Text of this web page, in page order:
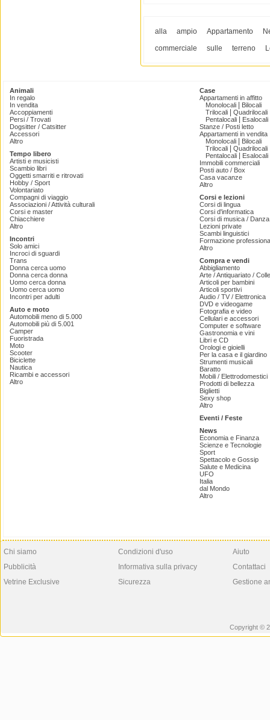
alla ampio Appartamento
commerciale
sulle terreno
Animali
In regalo
In vendita
Accoppiamenti
Persi / Trovati
Dogsitter / Catsitter
Accessori
Altro
Tempo libero
Artisti e musicisti
Scambio libri
Oggetti smarriti e ritrovati
Hobby / Sport
Volontariato
Compagni di viaggio
Associazioni / Attività culturali
Corsi e master
Chiacchiere
Altro
Incontri
Solo amici
Incroci di sguardi
Trans
Donna cerca uomo
Donna cerca donna
Uomo cerca donna
Uomo cerca uomo
Incontri per adulti
Auto e moto
Automobili meno di 5.000
Automobili più di 5.001
Camper
Fuoristrada
Moto
Scooter
Biciclette
Nautica
Ricambi e accessori
Altro
Case
Appartamenti in affitto
Monolocali
Bilocali
Trilocali
Quadrilocali
Pentalocali
Esalocali
Stanze / Posti letto
Appartamenti in vendita
Monolocali
Bilocali
Trilocali
Quadrilocali
Pentalocali
Esalocali
Immobili commerciali
Posti auto / Box
Casa vacanze
Altro
Corsi e lezioni
Corsi di lingua
Corsi d'informatica
Corsi di musica /
Lezioni private
Scambi linguistici
Formazione
Altro
Compra e vendi
Abbigliamento
Arte / Antiquariato /
Articoli per bambini
Articoli sportivi
Audio / TV / Elettronica
DVD e videogame
Fotografia e video
Cellulari e accessori
Computer e software
Gastronomia e vini
Libri e CD
Orologi e gioielli
Per la casa e il giardino
Strumenti musicali
Baratto
Mobili / Elettrodomestici
Prodotti di bellezza
Biglietti
Sexy shop
Altro
Eventi / Feste
News
Economia e Finanza
Scienze e Tecnologie
Sport
Spettacolo e Gossip
Salute e Medicina
UFO
Italia
dal Mondo
Altro
Chi siamo
Pubblicità
Vetrine Exclusive
Condizioni d'uso
Informativa sulla privacy
Sicurezza
Aiuto
Contattaci
Gestione
Copyright ©